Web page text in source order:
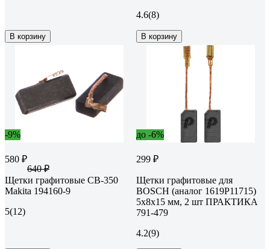
В корзину
4.6(8)
В корзину
-9%
580 ₽
640 ₽
Щетки графитовые CB-350
Makita 194160-9
5(12)
до -6%
299 ₽
Щетки графитовые для
BOSCH (аналог 1619P11715)
5x8x15 мм, 2 шт ПРАКТИКА
791-479
4.2(9)